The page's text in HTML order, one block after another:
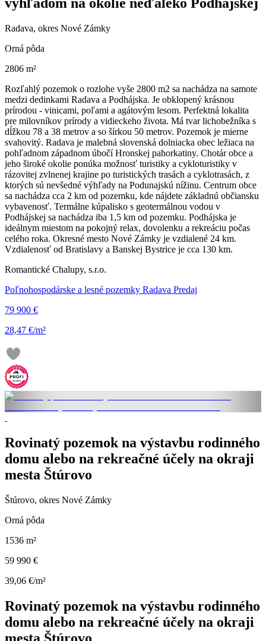
Radava, okres Nové Zámky
Orná pôda
2806 m²
Rozľahlý pozemok o rozlohe vyše 2800 m2 sa nachádza na samote
medzi dedinkami Radava a Podhájska. Je obklopený krásnou
prírodou - vinicami, poľami a agátovým lesom. Perfektná lokalita
pre milovníkov prírody a vidieckeho života. Má tvar lichobežníka s
dĺžkou 78 a 38 metrov a so šírkou 50 metrov. Pozemok je mierne
svahovitý. Radava je malebná slovenská dolniacka obec ležiaca na
pohľadnom západnom úbočí Hronskej pahorkatiny. Chotár obce a
jeho široké okolie ponúka možnosť turistiky a cykloturistiky v
rázovitej zvlnenej krajine po turistických trasách a cyklotrasách, z
ktorých sú nevšedné výhľady na Podunajskú nížinu. Centrum obce
sa nachádza cca 2 km od pozemku, kde nájdete základnú občiansku
vybavenosť. Termálne kúpalisko s geotermálnou vodou v
Podhájskej sa nachádza iba 1,5 km od pozemku. Podhájska je
ideálnym miestom na pokojný relax, dovolenku a rekreáciu počas
celého roka. Okresné mesto Nové Zámky je vzdialené 24 km.
Vzdialenosť od Bratislavy a Banskej Bystrice je cca 130 km.
Romantické Chalupy, s.r.o.
Poľnohospodárske a lesné pozemky Radava Predaj
79 900 €
28,47 €/m²
Rovinatý pozemok na výstavbu rodinného
domu alebo na rekreačné účely na okraji
mesta Štúrovo
Štúrovo, okres Nové Zámky
Orná pôda
1536 m²
59 990 €
39,06 €/m²
Rovinatý pozemok na výstavbu rodinného
domu alebo na rekreačné účely na okraji
mesta Štúrovo